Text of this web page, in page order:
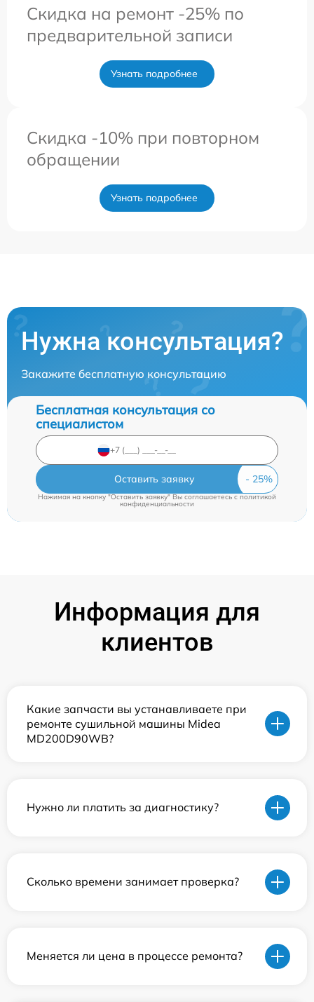
Скидка на ремонт -25% по
предварительной записи
Узнать подробнее
Скидка -10% при повторном
обращении
Узнать подробнее
Нужна консультация?
Закажите бесплатную консультацию
Бесплатная консультация со
специалистом
Оставить заявку
Нажимая на кнопку "Оставить заявку" Вы соглашаетесь cполитикой
конфиденциальности
Информация для
клиентов
Какие запчасти вы устанавливаете при
ремонте сушильной машины Midea
MD200D90WB?
Нужно ли платить за диагностику?
Сколько времени занимает проверка?
Меняется ли цена в процессе ремонта?